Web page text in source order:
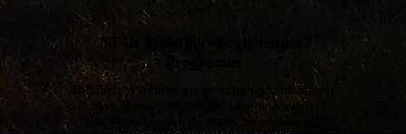
NEU: Schuljahr begleitendes
Die Ziele & Inhalte entsprechen grundsätzlich
dem Tages- Programm, allerdings wird
das Programm in 6 - 8 Blöcke aufgeteilt.